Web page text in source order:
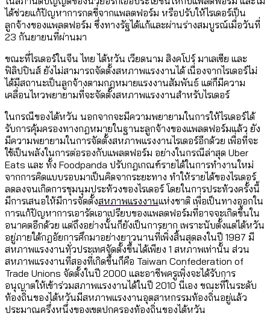
ได้ช่วยแก้ปัญหาการกดขี่จากแพลตฟอร์ม หรือปรับให้ไรเดอร์เป็น
ลูกจ้างของแพลตฟอร์ม ซึ่งทางรัฐได้แก้และผ่านร่างสมบูรณ์เมื่อวันที่
23 กันยายนที่ผ่านมา
ขณะที่ไรเดอร์ในจีน ไทย ไต้หวัน เวียดนาม สิงคโปร์ มาเลเซีย และ
ฟิลิปปินส์ ยังไม่สามารถจัดตั้งสหภาพแรงงานได้ เนื่องจากไรเดอร์ไม่
ได้มีสถานะเป็นลูกจ้างตามกฎหมายแรงงานสัมพันธ์ แต่ก็มีความ
เคลื่อนไหวพยายามที่จะจัดตั้งสหภาพแรงงานสำหรับไรเดอร์
ในกรณีของไต้หวัน นอกจากจะมีความพยายามในการให้ไรเดอร์ได้
รับการคุ้มครองทางกฎหมายในฐานะลูกจ้างของแพลตฟอร์มแล้ว ยัง
มีความพยายามในการจัดตั้งสหภาพแรงงานไรเดอร์อีกด้วย เพื่อที่จะ
ใช้เป็นพลังในการต่อรองกับแพลตฟอร์ม อย่างในกรณีล่าสุด Uber
Eats และ ทั้ง Foodpanda ปรับกฎเกณฑ์รายได้ในการทำงานใหม่
จากการคิดแบบรอบมาเป็นคิดจากระยะทาง ทำให้รายได้ของไรเดอร์
ลดลงจนเกิดการชุมนุมประท้วงของไรเดอร์ โดยในการประท้วงครั้งนี้
มีการเสนอให้มีการจัดตั้งสหภาพแรงงานแห่งชาติ เพื่อเป็นทางออกใน
การแก้ปัญหาการเอารัดเอาเปรียบของแพลตฟอร์มที่อาจจะเกิดขึ้นใน
อนาคตอีกด้วย แต่ถึงอย่างนั้นก็ยังเป็นการยาก เพราะนับตั้งแต่ไต้หวัน
อยู่ภายใต้กฎอัยการศึกมาอย่างยาวนานที่เพิ่งสิ้นสุดลงในปี 1987 มี
สหภาพแรงงานทั่วประเทศจัดตั้งขึ้นได้เพียง 1 สหภาพเท่านั้น ส่วน
สหภาพแรงงานที่สองที่เกิดขึ้นก็คือ Taiwan Confederation of
Trade Unions จัดตั้งในปี 2000 และอาชีพครูเพิ่งจะได้รับการ
อนุญาตให้เข้าร่วมสภาพแรงงานได้ในปี 2010 นี่เอง ขณะที่ในระดับ
ท้องถิ่นของไต้หวันมีสหภาพแรงงานอุตสาหกรรมท้องถิ่นอยู่แล้ว
ประมาณครึ่งหนึ่งของเขตปกครองท้องถิ่นของไต้หวัน